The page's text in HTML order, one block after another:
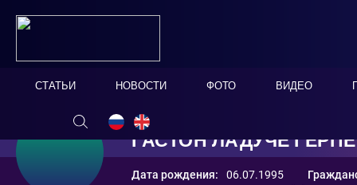
СТАТЬИ НОВОСТИ ФОТО ВИДЕО
ГАСТОН ЛАДУЧЕ ГЕРПЕ
Дата рождения: 06.07.1995